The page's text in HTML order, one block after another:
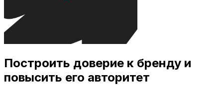
Построить доверие к бренду и
повысить его авторитет